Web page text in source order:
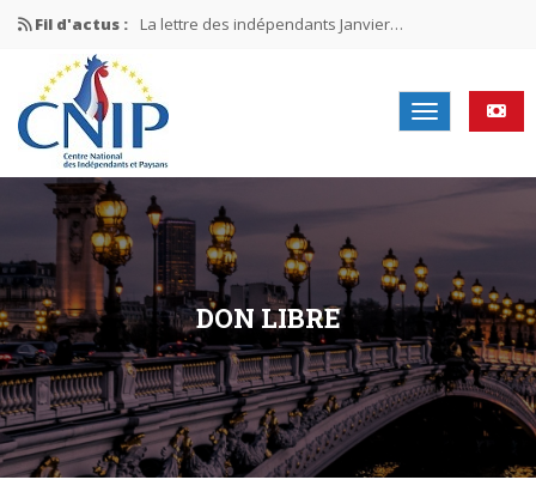
Fil d'actus : La lettre des indépendants Janvier…
La lettre des indépendants Novembre…
La lettre des indépendants Juin…
Mission nationale ÉLECTIONS MUNICIPALES 2026
La lettre des indépendants N°2-2026
DON LIBRE